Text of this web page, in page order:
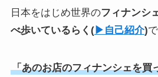
日本をはじめ世界のフィナンシ
べ歩いている らく (▶︎自己紹介)
「あのお店のフィナンシェを買